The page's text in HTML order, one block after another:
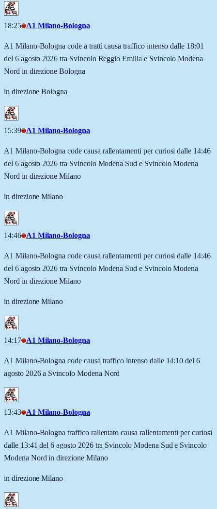
18:25 A1 Milano-Bologna
A1 Milano-Bologna code a tratti causa traffico intenso dalle 18:01
del 6 agosto 2026 tra Svincolo Reggio Emilia e Svincolo Modena
Nord in direzione Bologna
in direzione Bologna
15:39 A1 Milano-Bologna
A1 Milano-Bologna code causa rallentamenti per curiosi dalle 14:46
del 6 agosto 2026 tra Svincolo Modena Sud e Svincolo Modena
Nord in direzione Milano
in direzione Milano
14:46 A1 Milano-Bologna
A1 Milano-Bologna code causa rallentamenti per curiosi dalle 14:46
del 6 agosto 2026 tra Svincolo Modena Sud e Svincolo Modena
Nord in direzione Milano
in direzione Milano
14:17 A1 Milano-Bologna
A1 Milano-Bologna code causa traffico intenso dalle 14:10 del 6
agosto 2026 a Svincolo Modena Nord
13:43 A1 Milano-Bologna
A1 Milano-Bologna traffico rallentato causa rallentamenti per curiosi
dalle 13:41 del 6 agosto 2026 tra Svincolo Modena Sud e Svincolo
Modena Nord in direzione Milano
in direzione Milano